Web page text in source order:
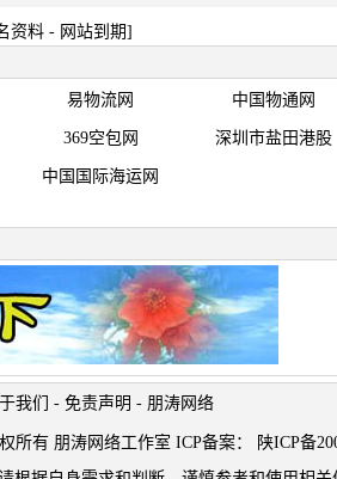
资料 - 网站到期]
易物流网 中国物通网
369空包网 深圳市盐田港股
中国国际海运网
我们 - 免责声明 - 朋涛网络
所有 朋涛网络工作室 ICP备案：
陕ICP备